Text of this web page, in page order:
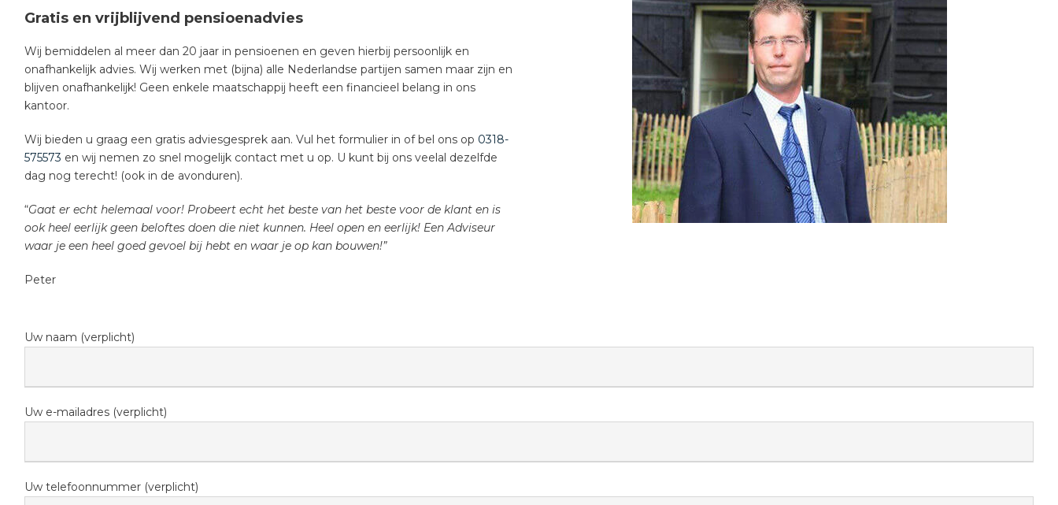
Gratis en vrijblijvend pensioenadvies
Wij bemiddelen al meer dan 20 jaar in pensioenen en geven hierbij persoonlijk en
onafhankelijk advies. Wij werken met (bijna) alle Nederlandse partijen samen maar zijn en
blijven onafhankelijk! Geen enkele maatschappij heeft een financieel belang in ons
kantoor.
Wij bieden u graag een gratis adviesgesprek aan. Vul het formulier in of bel ons op 0318-
575573 en wij nemen zo snel mogelijk contact met u op. U kunt bij ons veelal dezelfde
dag nog terecht! (ook in de avonduren).
“Gaat er echt helemaal voor! Probeert echt het beste van het beste voor de klant en is
ook heel eerlijk geen beloftes doen die niet kunnen. Heel open en eerlijk! Een Adviseur
waar je een heel goed gevoel bij hebt en waar je op kan bouwen!”
Peter
Uw naam (verplicht)
Uw e-mailadres (verplicht)
Uw telefoonnummer (verplicht)